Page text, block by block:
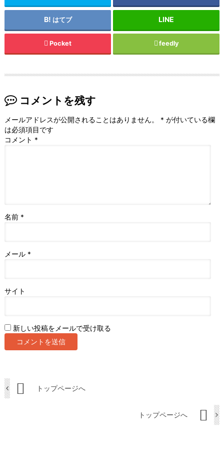
はてブ
Pocket feedly
コメントを残す
メールアドレスが公開されることはありません。 * が付いている欄
は必須項目です
コメント *
名前 *
メール *
サイト
新しい投稿をメールで受け取る
トップページへ
トップページへ